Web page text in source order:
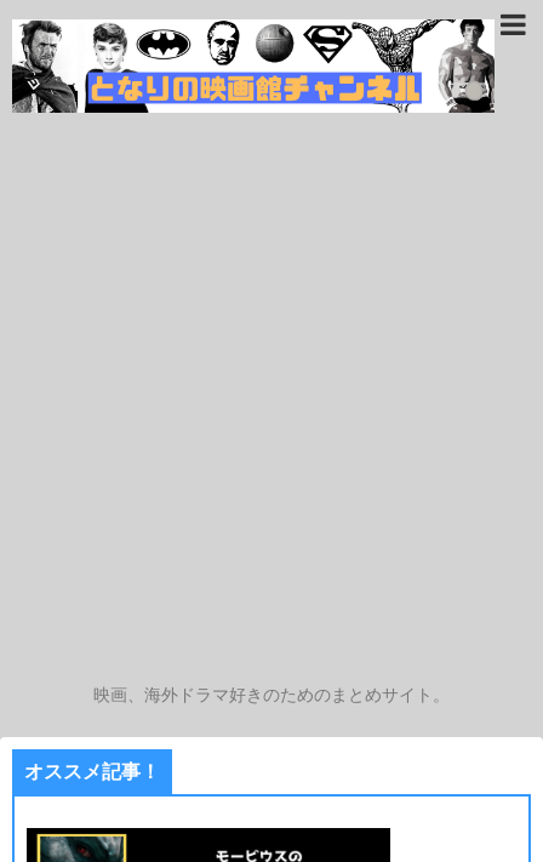
映画、海外ドラマ好きのためのまとめサイト。
オススメ記事！